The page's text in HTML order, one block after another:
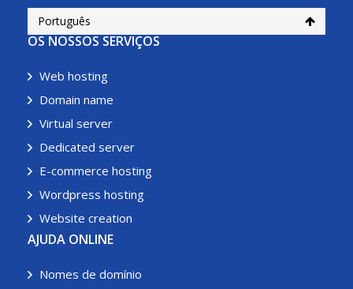
Português
OS NOSSOS SERVIÇOS
Web hosting
Domain name
Virtual server
Dedicated server
E-commerce hosting
Wordpress hosting
Website creation
AJUDA ONLINE
Nomes de domínio